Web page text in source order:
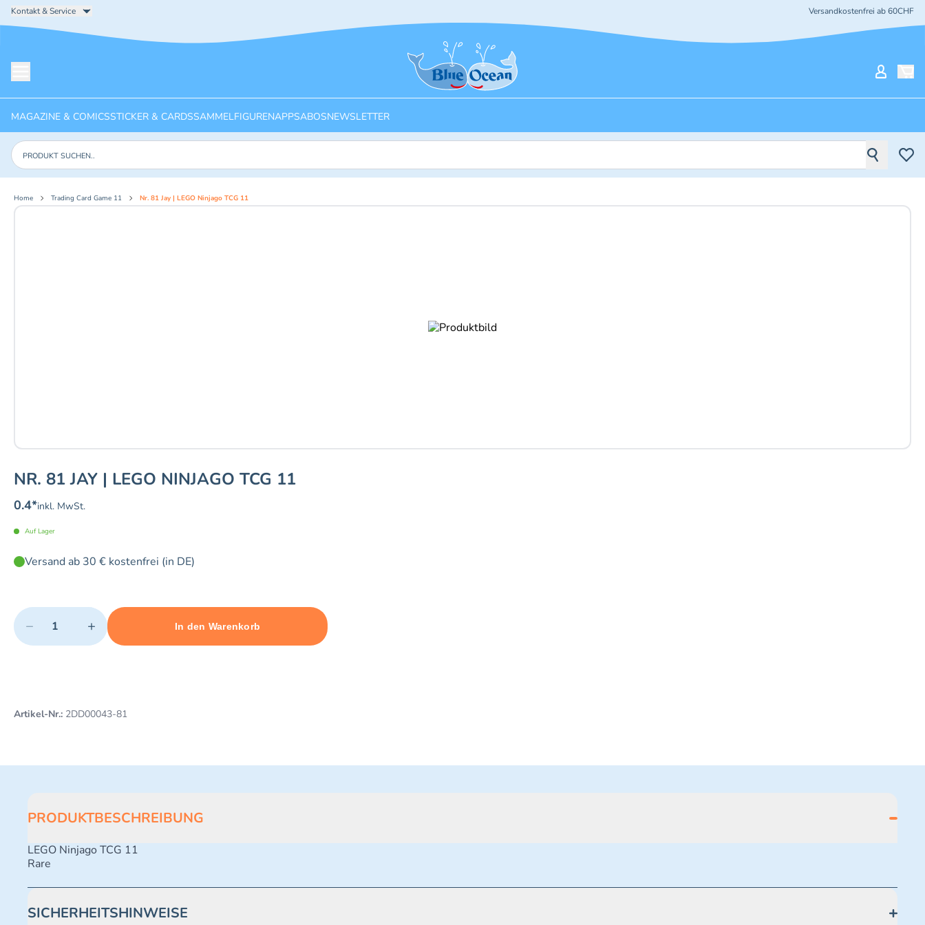
Kontakt & Service Versandkostenfrei ab 60CHF
Startseite
MAGAZINE & COMICSSTICKER & CARDSSAMMELFIGURENAPPSABOSNEWSLETTER
Produkte suchen
Home Trading Card Game 11 Nr. 81 Jay | LEGO Ninjago TCG 11
NR. 81 JAY | LEGO NINJAGO TCG 11
0.4*inkl. MwSt.
Auf Lager
Versand ab 30 € kostenfrei (in DE)
Quantity
− +
Minimum quantity: 1 Maximum quantity: 478
In den Warenkorb
Add 1 item to cart
Artikel-Nr.: 2DD00043-81
PRODUKTBESCHREIBUNG
LEGO Ninjago TCG 11
Rare
SICHERHEITSHINWEISE